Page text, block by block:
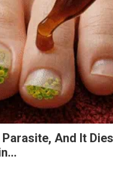
And It